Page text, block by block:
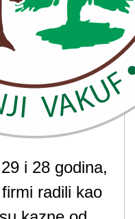
i 28 godina,
radili kao